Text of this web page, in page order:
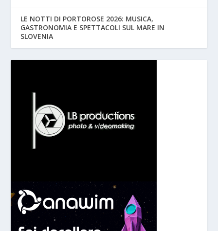
LE NOTTI DI PORTOROSE 2026: MUSICA,
GASTRONOMIA E SPETTACOLI SUL MARE IN
SLOVENIA